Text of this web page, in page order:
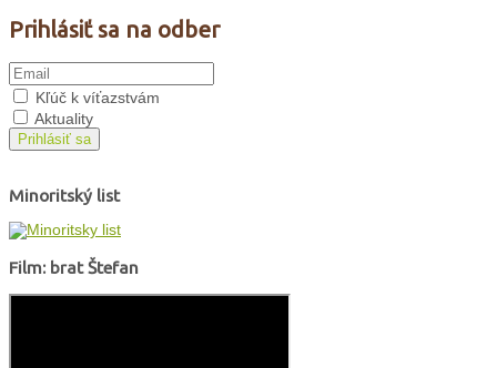
Prihlásiť sa na odber
Kľúč k víťazstvám
Aktuality
Prihlásiť sa
Minoritský list
Film: brat Štefan